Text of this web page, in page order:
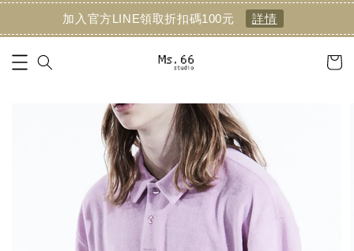
加入官方LINE領取折扣碼100元 詳情